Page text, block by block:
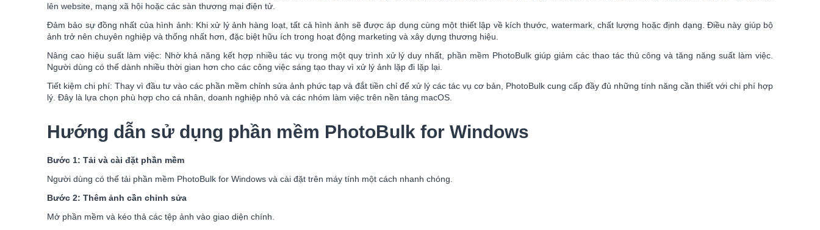
lên website, mạng xã hội hoặc các sàn thương mại điện tử.
Đảm bảo sự đồng nhất của hình ảnh: Khi xử lý ảnh hàng loạt, tất cả hình ảnh sẽ được áp dụng cùng một thiết lập về kích thước, watermark, chất lượng hoặc định dạng. Điều này giúp bộ
ảnh trở nên chuyên nghiệp và thống nhất hơn, đặc biệt hữu ích trong hoạt động marketing và xây dựng thương hiệu.
Nâng cao hiệu suất làm việc: Nhờ khả năng kết hợp nhiều tác vụ trong một quy trình xử lý duy nhất, phần mềm PhotoBulk giúp giảm các thao tác thủ công và tăng năng suất làm việc.
Người dùng có thể dành nhiều thời gian hơn cho các công việc sáng tạo thay vì xử lý ảnh lặp đi lặp lại.
Tiết kiệm chi phí: Thay vì đầu tư vào các phần mềm chỉnh sửa ảnh phức tạp và đắt tiền chỉ để xử lý các tác vụ cơ bản, PhotoBulk cung cấp đầy đủ những tính năng cần thiết với chi phí hợp
lý. Đây là lựa chọn phù hợp cho cá nhân, doanh nghiệp nhỏ và các nhóm làm việc trên nền tảng macOS.
Hướng dẫn sử dụng phần mềm PhotoBulk for Windows
Bước 1: Tải và cài đặt phần mềm
Người dùng có thể tải phần mềm PhotoBulk for Windows và cài đặt trên máy tính một cách nhanh chóng.
Bước 2: Thêm ảnh cần chỉnh sửa
Mở phần mềm và kéo thả các tệp ảnh vào giao diện chính.